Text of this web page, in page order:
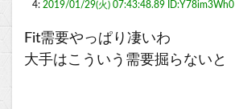
4: 2019/01/29(火) 07:43:48.89 ID:Y78im3Wh0
Fit需要やっぱり凄いわ
大手はこういう需要掘らないと